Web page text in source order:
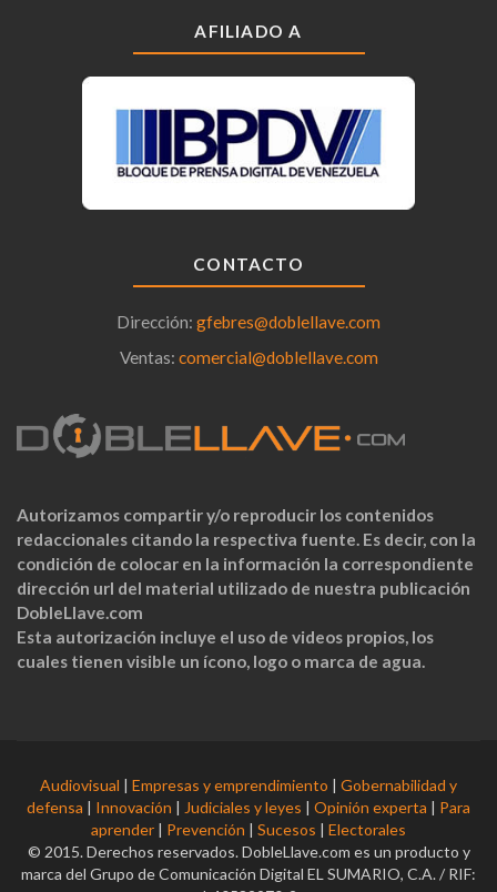
AFILIADO A
CONTACTO
Dirección: gfebres@doblellave.com
Ventas: comercial@doblellave.com
Autorizamos compartir y/o reproducir los contenidos
redaccionales citando la respectiva fuente. Es decir, con la
condición de colocar en la información la correspondiente
dirección url del material utilizado de nuestra publicación
DobleLlave.com
Esta autorización incluye el uso de videos propios, los
cuales tienen visible un ícono, logo o marca de agua.
Audiovisual | Empresas y emprendimiento | Gobernabilidad y
defensa | Innovación | Judiciales y leyes | Opinión experta | Para
aprender | Prevención | Sucesos | Electorales
© 2015. Derechos reservados. DobleLlave.com es un producto y
marca del Grupo de Comunicación Digital EL SUMARIO, C.A. / RIF: